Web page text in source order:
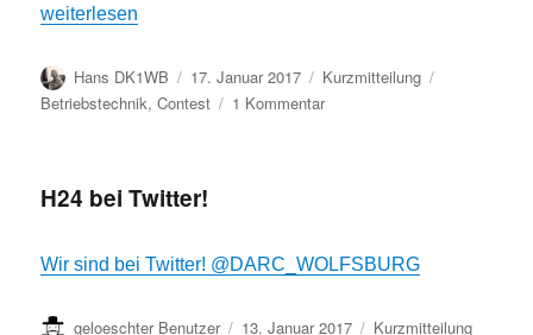
„N1MM-Logger Workshop am 18. Februar im Wasserturm“
weiterlesen
Autor
Hans DK1WB
Veröffentlicht
am
17. Januar 2017 Format
Kurzmitteilung
Betriebstechnik,Contest 1 Kommentarzu
im
H24 bei Twitter!
Wir sind bei Twitter! @DARC_WOLFSBURG
Autor
geloeschter Benutzer
Veröffentlicht
13. Januar 2017 Format
Kurzmitteilung